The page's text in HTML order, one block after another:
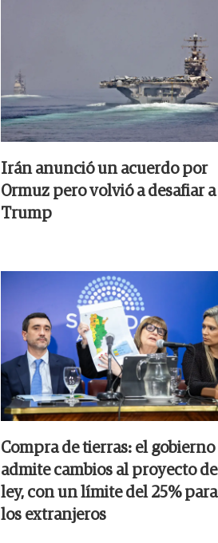
Irán anunció un acuerdo por
Ormuz pero volvió a desafiar a
Trump
Compra de tierras: el gobierno
admite cambios al proyecto de
ley, con un límite del 25% para
los extranjeros